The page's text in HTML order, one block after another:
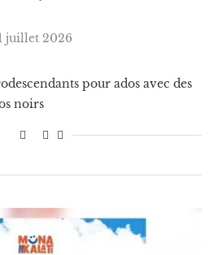
juillet 2026
pour ados avec des
noirs